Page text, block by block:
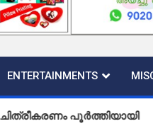
ENTERTAINMENTS
പൂർത്തിയായി